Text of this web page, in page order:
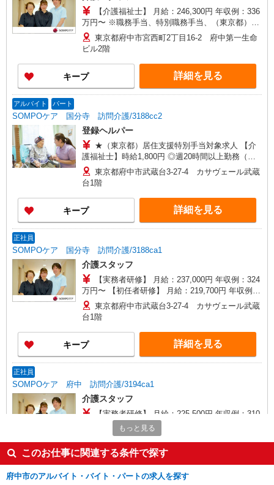
【介護福祉士】 月給：246,300円 年収例：336
万円〜 ※職務手当、特別職務手当、（東京都）居
住支援特別手当、働きがい向上手当、日祝手当
（月平均2回分）等、毎月平均的に支払われる手当
を含みます。 ※居住支援特別手当は勤続5年目ま
での方はさらに1万円支給（再入社は除く） ◎賞
与：基本給2.08ヶ月分/年支給 ◎残業時は別途時間
外手当支給（超過1分〜）
東京都府中市宮西町2丁目16-2 府中第一生命
ビル2階
キープ 詳細を見る
アルバイト パート
SOMPOケア 国分寺 訪問介護/3188cc2
登録ヘルパー
★（東京都）居住支援特別手当対象求人 【介
護福祉士】時給1,800円 ◎週20時間以上勤務（社
保加入者）の場合は時給1,850円 ＊早朝夜間（〜8
時、18時〜）：時給2,250円〜 ＊日曜祝日：時給
2,100円〜 【実務者研修・初任者研修（ヘルパー1
級・2級）】時給1,720円 ◎週20時間以上勤務（社
保加入者）の場合は時給1,770円 ＊早朝夜間（〜8
時、18時〜）：時給2,150円〜 ＊日曜祝日：時給
ンセル手当：職務時給の60％支給 ※居住支援特別
手当は勤続5年目までの方はさらに時給＋50円（再
入社者は除く）
東京都府中市武蔵台3-27-4 カサヴェール武蔵
台1階
キープ 詳細を見る
正社員
SOMPOケア 国分寺 訪問介護/3188ca1
介護スタッフ
【実務者研修】 月給：237,000円 年収例：324
万円〜 【初任者研修】 月給：219,700円 年収例：
305万円〜 ※職務手当、（東京都）居住支援特別
手当、日祝手当（月平均2回分）等、毎月平均的に
支払われる手当を含みます。 ※居住支援特別手当
は勤続5年目までの方はさらに1万円支給（再入社
は除く） ◎賞与：基本給2.08ヶ月分/年支給 ◎残
業時は別途時間外手当支給（超過1分〜）
東京都府中市武蔵台3-27-4 カサヴェール武蔵
台1階
キープ 詳細を見る
正社員
SOMPOケア 府中 訪問介護/3194ca1
介護スタッフ
【実務者研修】 月給：225,500円 年収例：310
305万円〜 ※職務手当、（東京都）居住支援特別
手当、日祝手当（月平均2回分）等、毎月平均的に
支払われる手当を含みます。 ※居住支援特別手当
は除く） ◎賞与：基本給2.08ヶ月分/年支給 ◎残
東京都府中市宮西町2丁目16-2 府中第一生命
ビル2階
キープ 詳細を見る
もっと見る
このお仕事に関連する条件で探す
府中市のアルバイト・バイト・パートの求人を探す